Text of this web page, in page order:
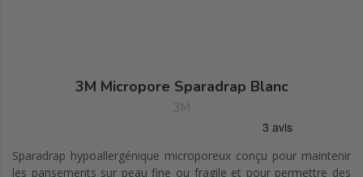
3M Micropore Sparadrap Blanc
3M
Sparadrap hypoallergénique microporeux conçu pour maintenir
les pansements sur peau fine ou fragile et pour permettre des